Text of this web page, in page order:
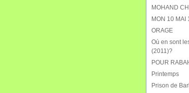
MOHAND
MON 10 MAI
ORAGE
Où en sont
(2011)?
POUR
Printemps
Prison de